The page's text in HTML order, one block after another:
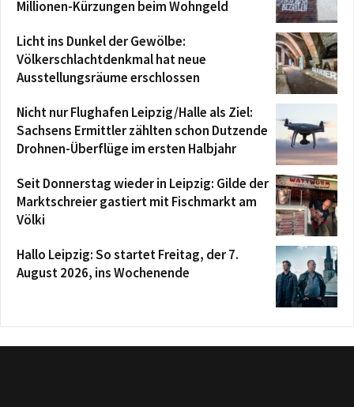
Millionen-Kürzungen beim Wohngeld
Licht ins Dunkel der Gewölbe:
Völkerschlachtdenkmal hat neue
Ausstellungsräume erschlossen
Nicht nur Flughafen Leipzig/Halle als Ziel:
Sachsens Ermittler zählten schon Dutzende
Drohnen-Überflüge im ersten Halbjahr
Seit Donnerstag wieder in Leipzig: Gilde der
Marktschreier gastiert mit Fischmarkt am
Völki
Hallo Leipzig: So startet Freitag, der 7.
August 2026, ins Wochenende